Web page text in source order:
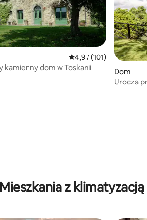
recenzji: 109
Średnia ocena: 4,97 na
4,97 (101)
kamienny dom w Toskanii
Dom
Urocza
Mieszkania z